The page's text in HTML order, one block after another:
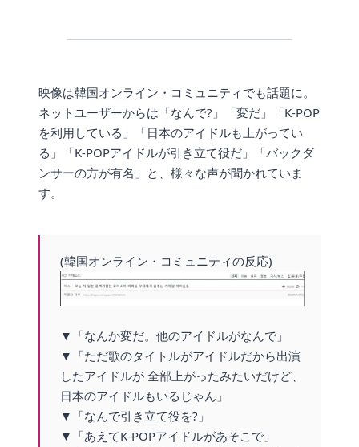
映像は韓国オンライン・コミュニティでも話題に。
ネットユーザーからは「なんで?」「変だ」「K-POP
を利用している」「日本のアイドルも上がってい
る」「K-POPアイドルが引き立て役だ」「バックダ
ンサーの方が有名」と、様々な声が聞かれていま
す。
(韓国オンライン・コミュニティの反応)
▼「なんか変だ。他のアイドルがなんで」
▼「ただ歌のタイトルがアイドルだから出演
したアイドルが 全部上がったみたいだけど、
日本のアイドルもいるじゃん」
▼「なんで引き立て役を?」
▼「あえてK-POPアイドルがあそこで」